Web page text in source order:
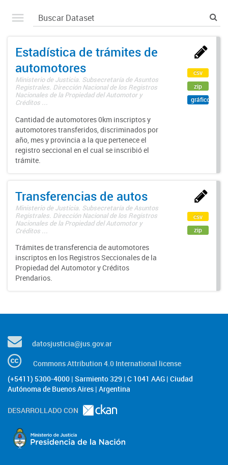
Estadística de trámites de
automotores
Ministerio de Justicia. Subsecretaría de Asuntos
Registrales. Dirección Nacional de los Registros
Nacionales de la Propiedad del Automotor y
Créditos ...
Cantidad de automotores 0km inscriptos y
automotores transferidos, discriminados por
año, mes y provincia a la que pertenece el
registro seccional en el cual se inscribió el
trámite.
csv
zip
gráfico
Transferencias de autos
Ministerio de Justicia. Subsecretaría de Asuntos
Registrales. Dirección Nacional de los Registros
Nacionales de la Propiedad del Automotor y
Créditos ...
Trámites de transferencia de automotores
inscriptos en los Registros Seccionales de la
Propiedad del Automotor y Créditos
Prendarios.
csv
zip
datosjusticia@jus.gov.ar
Commons Attribution 4.0 International license
(+5411) 5300-4000 | Sarmiento 329 | C 1041 AAG | Ciudad
Autónoma de Buenos Aires | Argentina
DESARROLLADO CON